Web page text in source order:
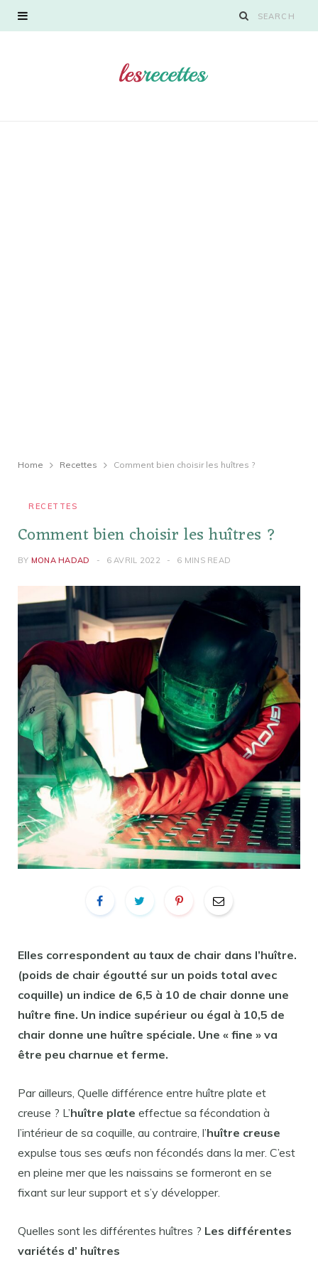
Home Recettes Comment bien choisir les huîtres ?
RECETTES
Comment bien choisir les huîtres ?
BY MONA HADAD 6 AVRIL 2022 6 MINS READ
Elles correspondent au taux de chair dans l’huître.
(poids de chair égoutté sur un poids total avec
coquille) un indice de 6,5 à 10 de chair donne une
huître fine. Un indice supérieur ou égal à 10,5 de
chair donne une huître spéciale. Une « fine » va
être peu charnue et ferme.
Par ailleurs, Quelle différence entre huître plate et
creuse ? L’huître plate effectue sa fécondation à
l’intérieur de sa coquille, au contraire, l’huître creuse
expulse tous ses œufs non fécondés dans la mer. C’est
en pleine mer que les naissains se formeront en se
fixant sur leur support et s’y développer.
Quelles sont les différentes huîtres ? Les différentes
variétés d’ huîtres